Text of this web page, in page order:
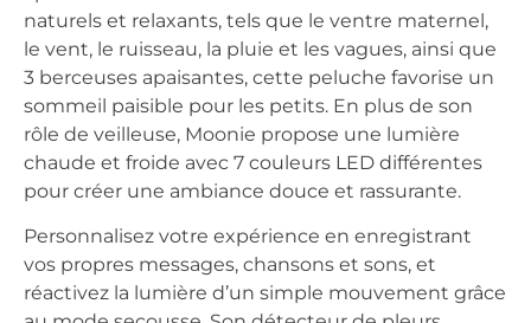
naturels et relaxants, tels que le ventre maternel,
le vent, le ruisseau, la pluie et les vagues, ainsi que
3 berceuses apaisantes, cette peluche favorise un
sommeil paisible pour les petits. En plus de son
rôle de veilleuse, Moonie propose une lumière
chaude et froide avec 7 couleurs LED différentes
pour créer une ambiance douce et rassurante.
Personnalisez votre expérience en enregistrant
vos propres messages, chansons et sons, et
réactivez la lumière d’un simple mouvement grâce